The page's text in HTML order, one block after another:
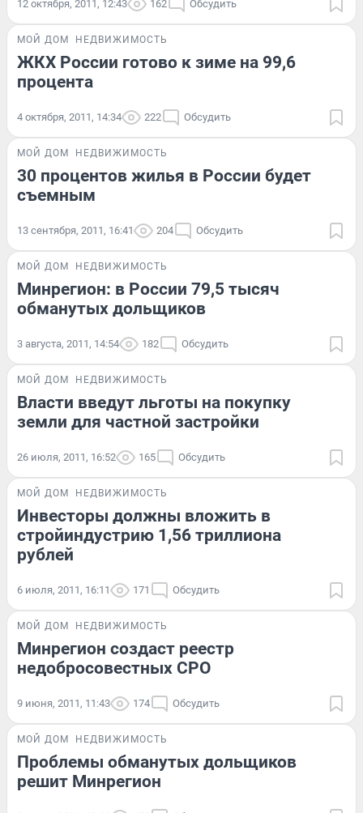
12 октября, 2011, 12:43 162 Обсудить
МОЙ ДОМ НЕДВИЖИМОСТЬ
ЖКХ России готово к зиме на 99,6
процента
4 октября, 2011, 14:34 222 Обсудить
МОЙ ДОМ НЕДВИЖИМОСТЬ
30 процентов жилья в России будет
съемным
13 сентября, 2011, 16:41 204 Обсудить
МОЙ ДОМ НЕДВИЖИМОСТЬ
Минрегион: в России 79,5 тысяч
обманутых дольщиков
3 августа, 2011, 14:54 182 Обсудить
МОЙ ДОМ НЕДВИЖИМОСТЬ
Власти введут льготы на покупку
земли для частной застройки
26 июля, 2011, 16:52 165 Обсудить
МОЙ ДОМ НЕДВИЖИМОСТЬ
Инвесторы должны вложить в
стройиндустрию 1,56 триллиона
рублей
6 июля, 2011, 16:11 171 Обсудить
МОЙ ДОМ НЕДВИЖИМОСТЬ
Минрегион создаст реестр
недобросовестных СРО
9 июня, 2011, 11:43 174 Обсудить
МОЙ ДОМ НЕДВИЖИМОСТЬ
Проблемы обманутых дольщиков
решит Минрегион